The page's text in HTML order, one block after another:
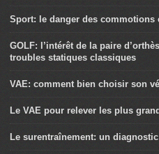
Sport: le danger des commotions
GOLF: l’intérêt de la paire
troubles statiques classiques
VAE: comment bien choisir son
Le VAE pour relever les plus
Le surentraînement: un